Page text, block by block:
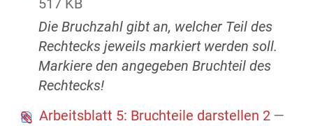
517 KB
Die Bruchzahl gibt an, welcher Teil des
Rechtecks jeweils markiert werden soll.
Markiere den angegeben Bruchteil des
Rechtecks!
Arbeitsblatt 5: Bruchteile darstellen 2 —